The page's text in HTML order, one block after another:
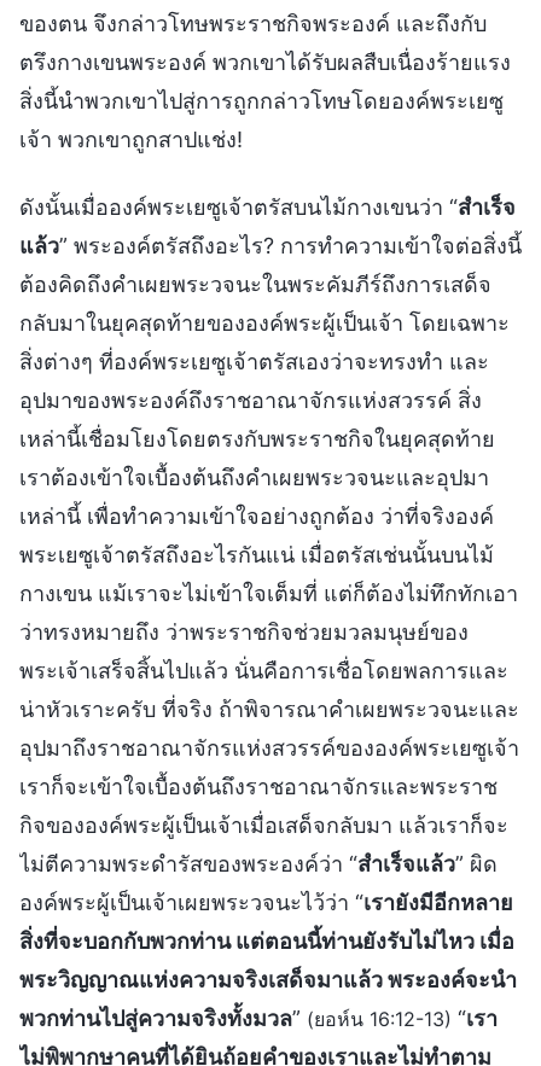
ของตน จึงกล่าวโทษพระราชกิจพระองค์ และถึงกับ
ตรึงกางเขนพระองค์ พวกเขาได้รับผลสืบเนื่องร้ายแรง
สิ่งนี้นำพวกเขาไปสู่การถูกกล่าวโทษโดยองค์พระเยซู
เจ้า พวกเขาถูกสาปแช่ง!
ดังนั้นเมื่อองค์พระเยซูเจ้าตรัสบนไม้กางเขนว่า “สำเร็จ
แล้ว” พระองค์ตรัสถึงอะไร? การทำความเข้าใจต่อสิ่งนี้
ต้องคิดถึงคำเผยพระวจนะในพระคัมภีร์ถึงการเสด็จ
กลับมาในยุคสุดท้ายขององค์พระผู้เป็นเจ้า โดยเฉพาะ
สิ่งต่างๆ ที่องค์พระเยซูเจ้าตรัสเองว่าจะทรงทำ และ
อุปมาของพระองค์ถึงราชอาณาจักรแห่งสวรรค์ สิ่ง
เหล่านี้เชื่อมโยงโดยตรงกับพระราชกิจในยุคสุดท้าย
เราต้องเข้าใจเบื้องต้นถึงคำเผยพระวจนะและอุปมา
เหล่านี้ เพื่อทำความเข้าใจอย่างถูกต้อง ว่าที่จริงองค์
พระเยซูเจ้าตรัสถึงอะไรกันแน่ เมื่อตรัสเช่นนั้นบนไม้
กางเขน แม้เราจะไม่เข้าใจเต็มที่ แต่ก็ต้องไม่ทึกทักเอา
ว่าทรงหมายถึง ว่าพระราชกิจช่วยมวลมนุษย์ของ
พระเจ้าเสร็จสิ้นไปแล้ว นั่นคือการเชื่อโดยพลการและ
น่าหัวเราะครับ ที่จริง ถ้าพิจารณาคำเผยพระวจนะและ
อุปมาถึงราชอาณาจักรแห่งสวรรค์ขององค์พระเยซูเจ้า
เราก็จะเข้าใจเบื้องต้นถึงราชอาณาจักรและพระราช
กิจขององค์พระผู้เป็นเจ้าเมื่อเสด็จกลับมา แล้วเราก็จะ
ไม่ตีความพระดำรัสของพระองค์ว่า “สำเร็จแล้ว” ผิด
องค์พระผู้เป็นเจ้าเผยพระวจนะไว้ว่า “เรายังมีอีกหลาย
สิ่งที่จะบอกกับพวกท่าน แต่ตอนนี้ท่านยังรับไม่ไหว เมื่อ
พระวิญญาณแห่งความจริงเสด็จมาแล้ว พระองค์จะนำ
พวกท่านไปสู่ความจริงทั้งมวล” (ยอห์น 16:12-13) “เรา
ไม่พิพากษาคนที่ได้ยินถ้อยคำของเราและไม่ทำตาม